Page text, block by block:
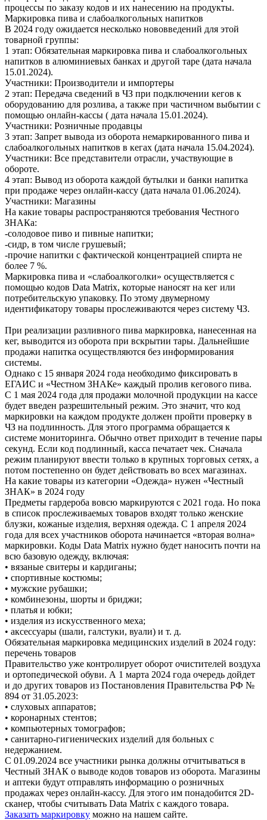
процессы по заказу кодов и их нанесению на продукты.
Маркировка пива и слабоалкогольных напитков
В 2024 году ожидается несколько нововведений для этой
товарной группы:
1 этап: Обязательная маркировка пива и слабоалкогольных
напитков в алюминиевых банках и другой таре (дата начала
15.01.2024).
Участники: Производители и импортеры
2 этап: Передача сведений в ЧЗ при подключении кегов к
оборудованию для розлива, а также при частичном выбытии с
помощью онлайн-кассы ( дата начала 15.01.2024).
Участники: Розничные продавцы
3 этап: Запрет вывода из оборота немаркированного пива и
слабоалкогольных напитков в кегах (дата начала 15.04.2024).
Участники: Все представители отрасли, участвующие в
обороте.
4 этап: Вывод из оборота каждой бутылки и банки напитка
при продаже через онлайн-кассу (дата начала 01.06.2024).
Участники: Магазины
На какие товары распространяются требования Честного
ЗНАКа:
-солодовое пиво и пивные напитки;
-сидр, в том числе грушевый;
-прочие напитки с фактической концентрацией спирта не
более 7 %.
Маркировка пива и «слабоалкоголки» осуществляется с
помощью кодов Data Matrix, которые наносят на кег или
потребительскую упаковку. По этому двумерному
идентификатору товары прослеживаются через систему ЧЗ.
При реализации разливного пива маркировка, нанесенная на
кег, выводится из оборота при вскрытии тары. Дальнейшие
продажи напитка осуществляются без информирования
системы.
Однако с 15 января 2024 года необходимо фиксировать в
ЕГАИС и «Честном ЗНАКе» каждый пролив кегового пива.
С 1 мая 2024 года для продажи молочной продукции на кассе
будет введен разрешительный режим. Это значит, что код
маркировки на каждом продукте должен пройти проверку в
ЧЗ на подлинность. Для этого программа обращается к
системе мониторинга. Обычно ответ приходит в течение пары
секунд. Если код подлинный, касса печатает чек. Сначала
режим планируют ввести только в крупных торговых сетях, а
потом постепенно он будет действовать во всех магазинах.
На какие товары из категории «Одежда» нужен «Честный
ЗНАК» в 2024 году
Предметы гардероба вовсю маркируются с 2021 года. Но пока
в список прослеживаемых товаров входят только женские
блузки, кожаные изделия, верхняя одежда. С 1 апреля 2024
года для всех участников оборота начинается «вторая волна»
маркировки. Коды Data Matrix нужно будет наносить почти на
всю базовую одежду, включая:
• вязаные свитеры и кардиганы;
• спортивные костюмы;
• мужские рубашки;
• комбинезоны, шорты и бриджи;
• платья и юбки;
• изделия из искусственного меха;
• аксессуары (шали, галстуки, вуали) и т. д.
Обязательная маркировка медицинских изделий в 2024 году:
перечень товаров
Правительство уже контролирует оборот очистителей воздуха
и ортопедической обуви. А 1 марта 2024 года очередь дойдет
и до других товаров из Постановления Правительства РФ №
894 от 31.05.2023:
• слуховых аппаратов;
• коронарных стентов;
• компьютерных томографов;
• санитарно-гигиенических изделий для больных с
недержанием.
С 01.09.2024 все участники рынка должны отчитываться в
Честный ЗНАК о выводе кодов товаров из оборота. Магазины
и аптеки будут отправлять информацию о розничных
продажах через онлайн-кассу. Для этого им понадобится 2D-
сканер, чтобы считывать Data Matrix с каждого товара.
Заказать маркировку можно на нашем сайте.